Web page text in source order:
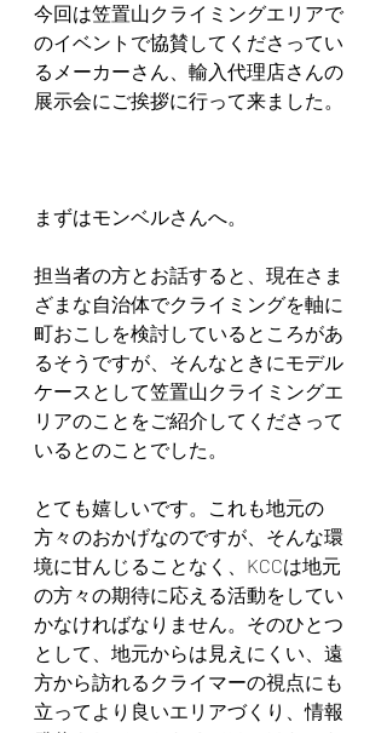
今回は笠置山クライミングエリアで
のイベントで協賛してくださってい
るメーカーさん、輸入代理店さんの
展示会にご挨拶に行って来ました。
まずはモンベルさんへ。
担当者の方とお話すると、現在さま
ざまな自治体でクライミングを軸に
町おこしを検討しているところがあ
るそうですが、そんなときにモデル
ケースとして笠置山クライミングエ
リアのことをご紹介してくださって
いるとのことでした。
とても嬉しいです。これも地元の
方々のおかげなのですが、そんな環
境に甘んじることなく、KCCは地元
の方々の期待に応える活動をしてい
かなければなりません。そのひとつ
として、地元からは見えにくい、遠
方から訪れるクライマーの視点にも
立ってより良いエリアづくり、情報